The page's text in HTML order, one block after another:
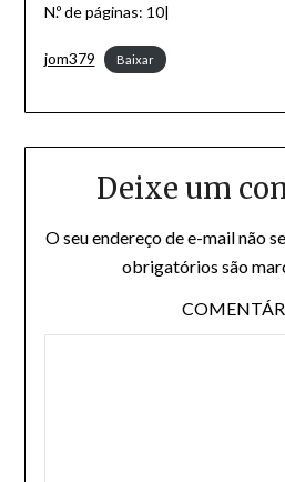
N.º de páginas: 10|
jom379 Baixar
Deixe um
O seu endereço de e-mail não
obrigatórios são